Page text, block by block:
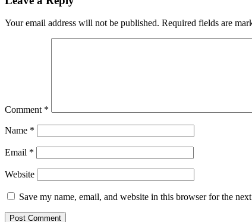
Your email address will not be published. Required fields are
Comment *
Name *
Email *
Website
Save my name, email, and website in this browser for the